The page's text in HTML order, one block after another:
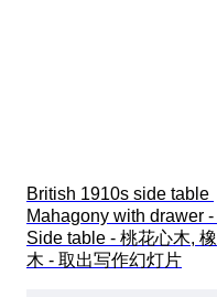
British 1910s side table
Mahagony with drawer -
Side table - 桃花心木, 橡
木 - 取出写作幻灯片